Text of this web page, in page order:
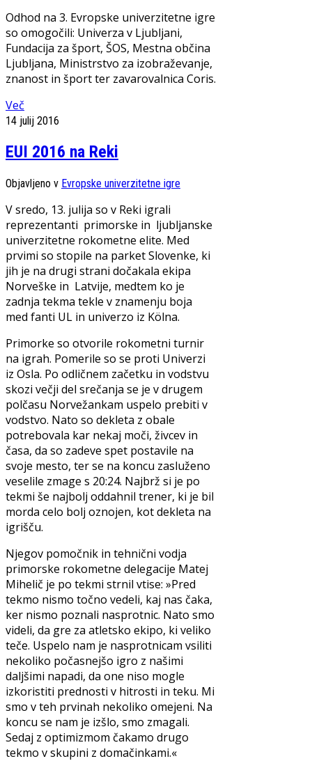
Odhod na 3. Evropske univerzitetne igre
so omogočili: Univerza v Ljubljani,
Fundacija za šport, ŠOS, Mestna občina
Ljubljana, Ministrstvo za izobraževanje,
znanost in šport ter zavarovalnica Coris.
Več
14 julij 2016
EUI 2016 na Reki
Objavljeno v Evropske univerzitetne igre
V sredo, 13. julija so v Reki igrali
reprezentanti primorske in ljubljanske
univerzitetne rokometne elite. Med
prvimi so stopile na parket Slovenke, ki
jih je na drugi strani dočakala ekipa
Norveške in Latvije, medtem ko je
zadnja tekma tekle v znamenju boja
med fanti UL in univerzo iz Kölna.
Primorke so otvorile rokometni turnir
na igrah. Pomerile so se proti Univerzi
iz Osla. Po odličnem začetku in vodstvu
skozi večji del srečanja se je v drugem
polčasu Norvežankam uspelo prebiti v
vodstvo. Nato so dekleta z obale
potrebovala kar nekaj moči, živcev in
časa, da so zadeve spet postavile na
svoje mesto, ter se na koncu zasluženo
veselile zmage s 20:24. Najbrž si je po
tekmi še najbolj oddahnil trener, ki je bil
morda celo bolj oznojen, kot dekleta na
igrišču.
Njegov pomočnik in tehnični vodja
primorske rokometne delegacije Matej
Mihelič je po tekmi strnil vtise: »Pred
tekmo nismo točno vedeli, kaj nas čaka,
ker nismo poznali nasprotnic. Nato smo
videli, da gre za atletsko ekipo, ki veliko
teče. Uspelo nam je nasprotnicam vsiliti
nekoliko počasnejšo igro z našimi
daljšimi napadi, da one niso mogle
izkoristiti prednosti v hitrosti in teku. Mi
smo v teh prvinah nekoliko omejeni. Na
koncu se nam je izšlo, smo zmagali.
Sedaj z optimizmom čakamo drugo
tekmo v skupini z domačinkami.«